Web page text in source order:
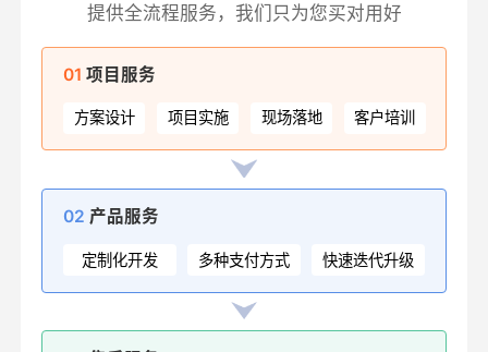
提供全流程服务，我们只为您买对用好
01 项目服务
方案设计 项目实施 现场落地 客户培训
02 产品服务
定制化开发 多种支付方式 快速迭代升级